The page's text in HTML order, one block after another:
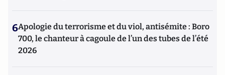
6Apologie du terrorisme et du viol, antisémite : Boro
700, le chanteur à cagoule de l’un des tubes de l’été
2026